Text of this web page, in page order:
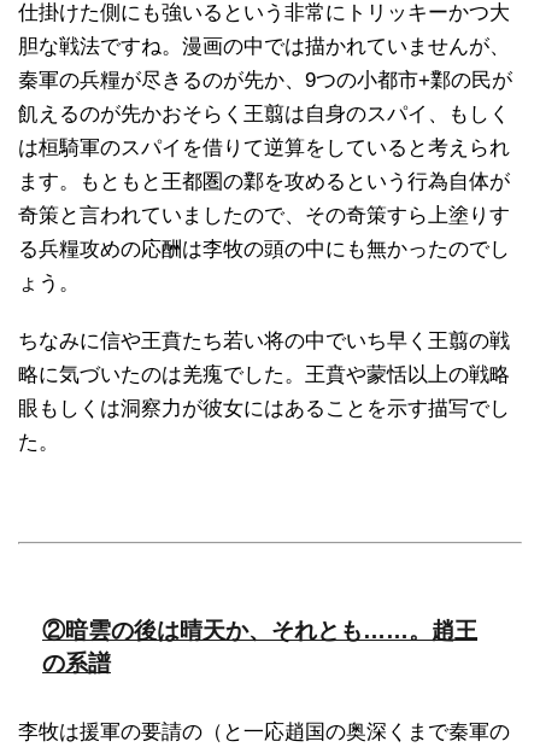
仕掛けた側にも強いるという非常にトリッキーかつ大
胆な戦法ですね。漫画の中では描かれていませんが、
秦軍の兵糧が尽きるのが先か、9つの小都市+鄴の民が
飢えるのが先かおそらく王翦は自身のスパイ、もしく
は桓騎軍のスパイを借りて逆算をしていると考えられ
ます。もともと王都圏の鄴を攻めるという行為自体が
奇策と言われていましたので、その奇策すら上塗りす
る兵糧攻めの応酬は李牧の頭の中にも無かったのでし
ょう。
ちなみに信や王賁たち若い将の中でいち早く王翦の戦
略に気づいたのは羌瘣でした。王賁や蒙恬以上の戦略
眼もしくは洞察力が彼女にはあることを示す描写でし
た。
②暗雲の後は晴天か、それとも……。趙王
の系譜
李牧は援軍の要請の（と一応趙国の奥深くまで秦軍の